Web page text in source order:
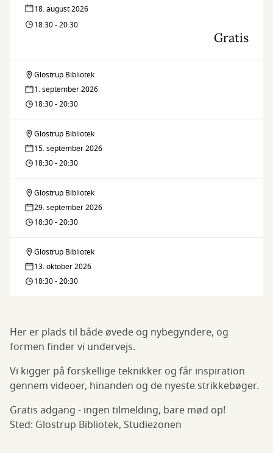
18. august 2026
18:30 - 20:30
Gratis
Strikkecafé
Glostrup Bibliotek
1. september 2026
18:30 - 20:30
Strikkecafé
Glostrup Bibliotek
15. september 2026
18:30 - 20:30
Strikkecafé
Glostrup Bibliotek
29. september 2026
18:30 - 20:30
Strikkecafé
Glostrup Bibliotek
13. oktober 2026
18:30 - 20:30
Her er plads til både øvede og nybegyndere, og
formen finder vi undervejs.
Vi kigger på forskellige teknikker og får inspiration
gennem videoer, hinanden og de nyeste strikkebøger.
Gratis adgang - ingen tilmelding, bare mød op!
Sted: Glostrup Bibliotek, Studiezonen